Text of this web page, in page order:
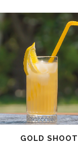
GOLD SHOOT